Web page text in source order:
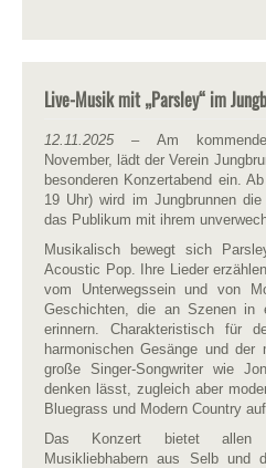
Live-Musik mit „Parsley“ im
12.11.2025 – Am
November, lädt der Verein
besonderen Konzertabend ein.
19 Uhr) wird im Jungbrunnen
das Publikum mit ihrem
Musikalisch bewegt sich
Acoustic Pop. Ihre Lieder
vom Unterwegssein und von
Geschichten, die an Szenen in
erinnern. Charakteristisch für
harmonischen Gesänge und
große Singer-Songwriter wie
denken lässt, zugleich aber
Bluegrass und Modern Country
Das Konzert bietet allen
Musikliebhabern aus Selb und